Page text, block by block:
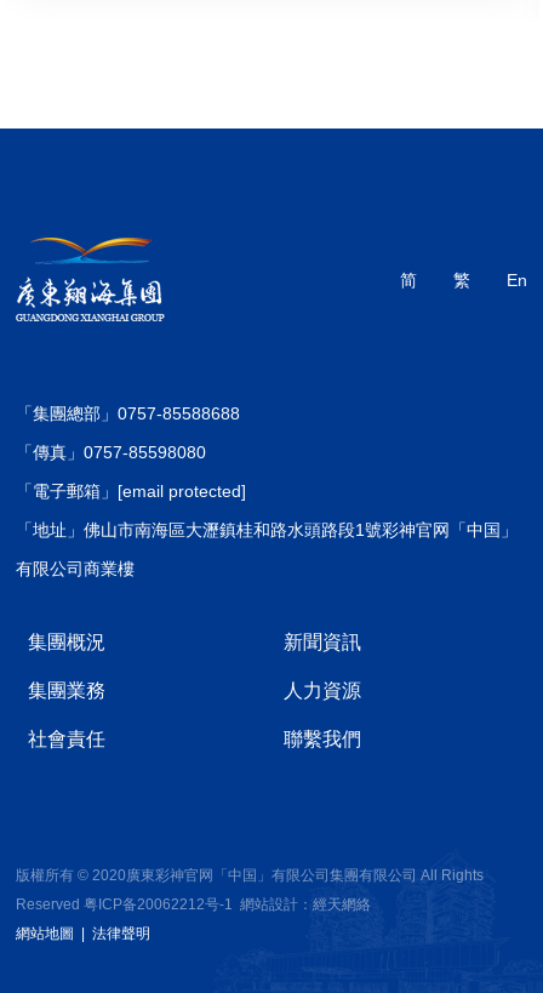
简 繁 En
「集團總部」0757-85588688
「傳真」0757-85598080
「電子郵箱」 [email protected]
「地址」佛山市南海區大瀝鎮桂和路水頭路段1號彩神官网「中国」
有限公司商業樓
集團概況
集團業務
社會責任
新聞資訊
人力資源
聯繫我們
版權所有 © 2020廣東彩神官网「中国」有限公司集團有限公司 All Rights
Reserved粤ICP备20062212号-1 網站設計：經天網絡
網站地圖
|法律聲明